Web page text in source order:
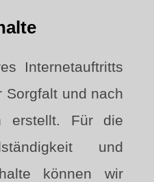
Internetauftritts
Sorgfalt und nach
erstellt. Für die
und
können wir